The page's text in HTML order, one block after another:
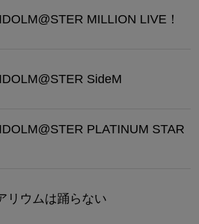
MILLION LIVE！
SideM
PLATINUM STAR
リウムは踊らない